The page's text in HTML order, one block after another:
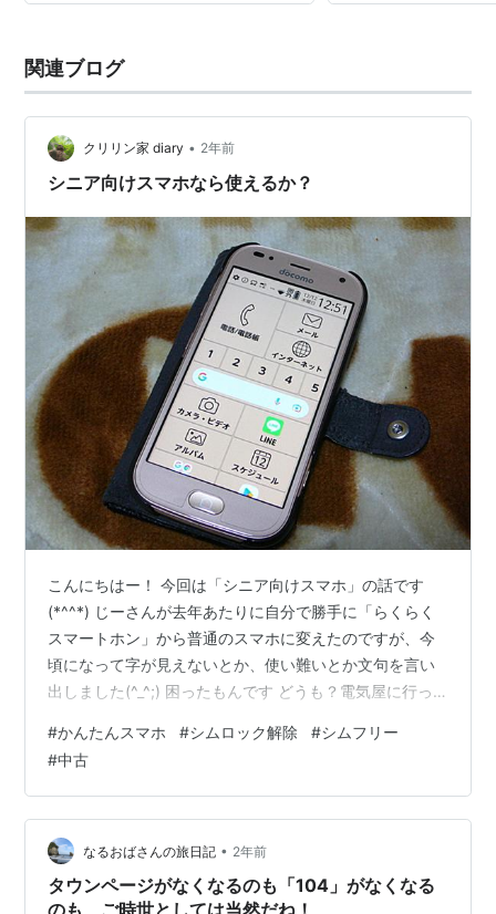
関連ブログ
クリリン家 diary • 2年前
シニア向けスマホなら使えるか？
こんにちはー！ 今回は「シニア向けスマホ」の話です
(*^^*) じーさんが去年あたりに自分で勝手に「らくらく
スマートホン」から普通のスマホに変えたのですが、今
頃になって字が見えないとか、使い難いとか文句を言い
出しました(^_^;) 困ったもんです どうも？電気屋に行っ
なんて言われて買い替えたようです。 条件がかなりヤバ
くて、キャッシュカードも作らされ、電力会社も乗り換
えさせられていましたよ。 本当に年寄りを騙すような事
は止めてください しかも、機種は安物のギャラクシー！
通話しか使わないような年寄りには難しいに決まってま
す。 じーさんは、以前使…
#かんたんスマホ #シムロック解除 #シムフリー
#中古
なるおばさんの旅日記 • 2年前
タウンページがなくなるのも「104」がなくなる